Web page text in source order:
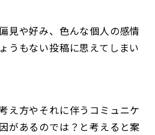
見や好み、色んな個人の感情
うもない投稿に思えてしまい
え方やそれに伴うコミュニケ
があるのでは？と考えると案